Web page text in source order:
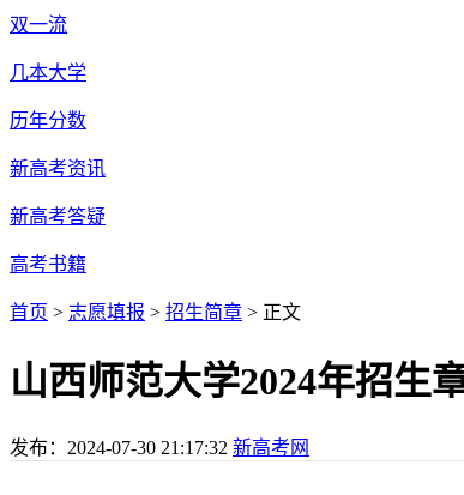
双一流
几本大学
历年分数
新高考资讯
新高考答疑
高考书籍
首页 > 志愿填报 > 招生简章 > 正文
山西师范大学2024年招生
发布： 2024-07-30 21:17:32 新高考网